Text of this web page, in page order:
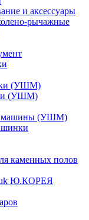
и аксессуары
рычажные
(УШМ)
(УШМ)
машины (УШМ)
каменных полов
Ю.КОРЕЯ